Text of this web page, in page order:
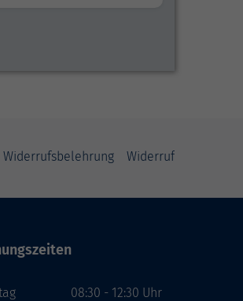
Widerrufsbelehrung Widerruf
08:30 - 12:30 Uhr